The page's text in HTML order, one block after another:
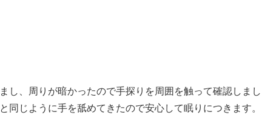
し、周りが暗かったので手探りを周囲を触って確認しまし
じように手を舐めてきたので安心して眠りにつきます。